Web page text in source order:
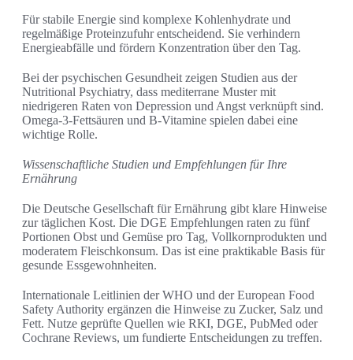
Für stabile Energie sind komplexe Kohlenhydrate und
regelmäßige Proteinzufuhr entscheidend. Sie verhindern
Energieabfälle und fördern Konzentration über den Tag.
Bei der psychischen Gesundheit zeigen Studien aus der
Nutritional Psychiatry, dass mediterrane Muster mit
niedrigeren Raten von Depression und Angst verknüpft sind.
Omega‑3‑Fettsäuren und B‑Vitamine spielen dabei eine
wichtige Rolle.
Wissenschaftliche Studien und Empfehlungen für Ihre
Ernährung
Die Deutsche Gesellschaft für Ernährung gibt klare Hinweise
zur täglichen Kost. Die DGE Empfehlungen raten zu fünf
Portionen Obst und Gemüse pro Tag, Vollkornprodukten und
moderatem Fleischkonsum. Das ist eine praktikable Basis für
gesunde Essgewohnheiten.
Internationale Leitlinien der WHO und der European Food
Safety Authority ergänzen die Hinweise zu Zucker, Salz und
Fett. Nutze geprüfte Quellen wie RKI, DGE, PubMed oder
Cochrane Reviews, um fundierte Entscheidungen zu treffen.